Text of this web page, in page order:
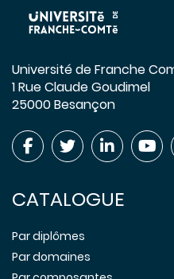
Université de Franche
1 Rue Claude Goudimel
25000 Besançon
CATALOGUE
Par diplômes
Par domaines